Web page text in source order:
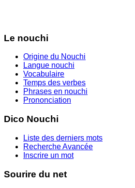
Le nouchi
Origine du Nouchi
Langue nouchi
Vocabulaire
Temps des verbes
Phrases en nouchi
Prononciation
Dico Nouchi
Liste des derniers mots
Recherche Avancée
Inscrire un mot
Sourire du net